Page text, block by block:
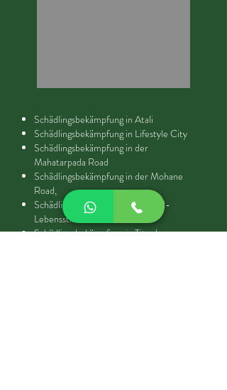
Schädlingsbekämpfung in Atali
Schädlingsbekämpfung in Lifestyle City
Schädlingsbekämpfung in der
Mahatarpada Road
Schädlingsbekämpfung in der Mohane
Road,
Schädlingsbekämpfung im Nirmal-
Lebensstil
Schädlingsbekämpfung in Titwala